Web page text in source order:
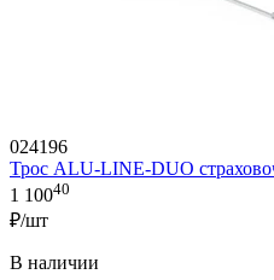
024196
Трос ALU-LINE-DUO
1 10040
₽/шт
В наличии